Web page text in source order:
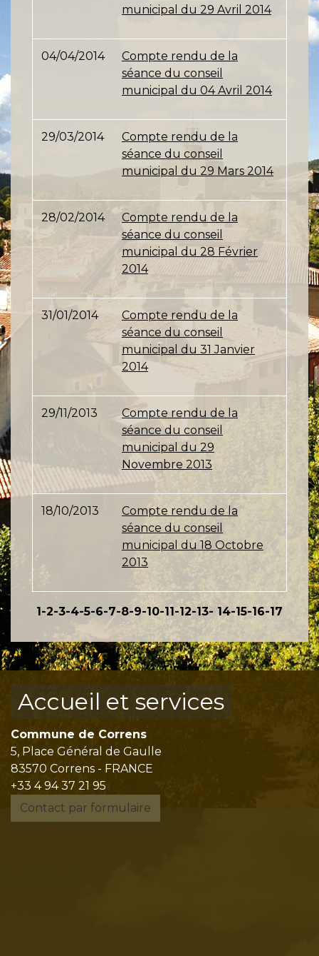
municipal du 29 Avril 2014
04/04/2014
Compte rendu de la
séance du conseil
municipal du 04 Avril 2014
29/03/2014
Compte rendu de la
séance du conseil
municipal du 29 Mars 2014
28/02/2014
Compte rendu de la
séance du conseil
municipal du 28 Février
2014
31/01/2014
Compte rendu de la
séance du conseil
municipal du 31 Janvier
2014
29/11/2013
Compte rendu de la
séance du conseil
municipal du 29
Novembre 2013
18/10/2013
Compte rendu de la
séance du conseil
municipal du 18 Octobre
2013
1-2-3-4-5-6-7-8-9-10-11-12-13- 14-15-16-17
Accueil et services
Commune de Correns
5, Place Général de Gaulle
83570 Correns - FRANCE
+33 4 94 37 21 95
Contact par formulaire